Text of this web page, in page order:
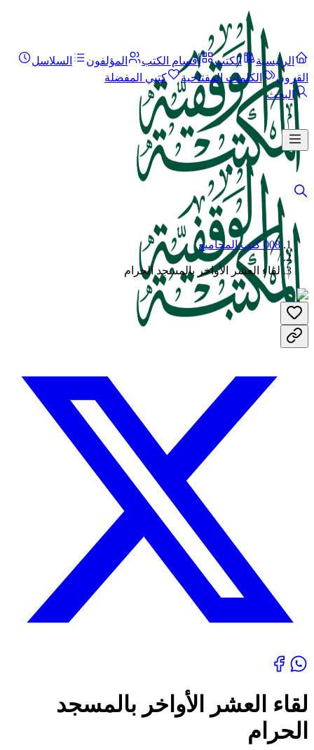
الرئيسية الكتب أقسام الكتب المؤلفون
السلاسل
القرون
الكلمات المفتاحية
كتبي المفضلة
البحث
008 كتب المجاميع
/
لقاء العشر الأواخر بالمسجد الحرام
لقاء العشر الأواخر بالمسجد
الحرام